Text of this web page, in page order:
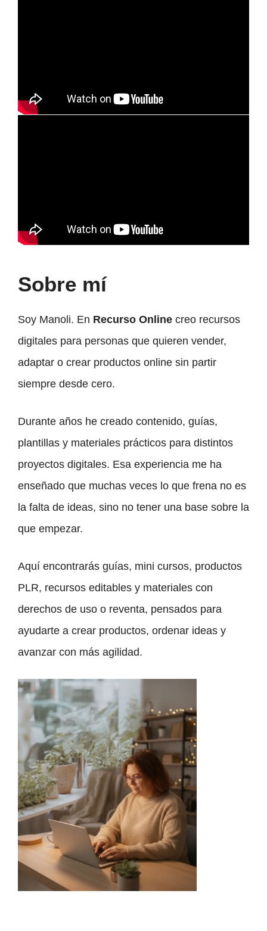
Sobre mí
Soy Manoli. En Recurso Online creo recursos
digitales para personas que quieren vender,
adaptar o crear productos online sin partir
siempre desde cero.
Durante años he creado contenido, guías,
plantillas y materiales prácticos para distintos
proyectos digitales. Esa experiencia me ha
enseñado que muchas veces lo que frena no es
la falta de ideas, sino no tener una base sobre la
que empezar.
Aquí encontrarás guías, mini cursos, productos
PLR, recursos editables y materiales con
derechos de uso o reventa, pensados para
ayudarte a crear productos, ordenar ideas y
avanzar con más agilidad.